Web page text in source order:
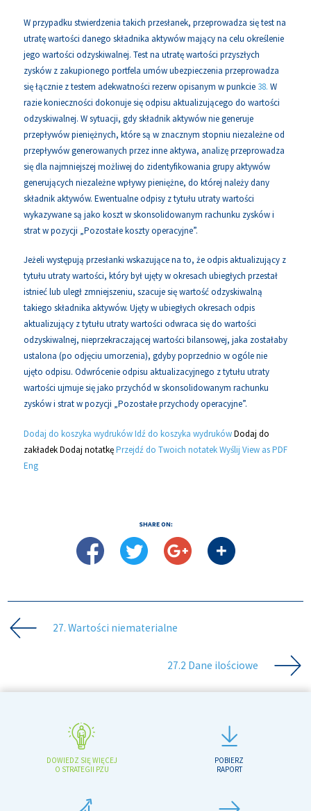
W przypadku stwierdzenia takich przesłanek, przeprowadza się test na
utratę wartości danego składnika aktywów mający na celu określenie
jego wartości odzyskiwalnej. Test na utratę wartości przyszłych
zysków z zakupionego portfela umów ubezpieczenia przeprowadza
się łącznie z testem adekwatności rezerw opisanym w punkcie 38. W
razie konieczności dokonuje się odpisu aktualizującego do wartości
odzyskiwalnej. W sytuacji, gdy składnik aktywów nie generuje
przepływów pieniężnych, które są w znacznym stopniu niezależne od
przepływów generowanych przez inne aktywa, analizę przeprowadza
się dla najmniejszej możliwej do zidentyfikowania grupy aktywów
generujących niezależne wpływy pieniężne, do której należy dany
składnik aktywów. Ewentualne odpisy z tytułu utraty wartości
wykazywane są jako koszt w skonsolidowanym rachunku zysków i
strat w pozycji „Pozostałe koszty operacyjne”.
Jeżeli występują przesłanki wskazujące na to, że odpis aktualizujący z
tytułu utraty wartości, który był ujęty w okresach ubiegłych przestał
istnieć lub uległ zmniejszeniu, szacuje się wartość odzyskiwalną
takiego składnika aktywów. Ujęty w ubiegłych okresach odpis
aktualizujący z tytułu utraty wartości odwraca się do wartości
odzyskiwalnej, nieprzekraczającej wartości bilansowej, jaka zostałaby
ustalona (po odjęciu umorzenia), gdyby poprzednio w ogóle nie
ujęto odpisu. Odwrócenie odpisu aktualizacyjnego z tytułu utraty
wartości ujmuje się jako przychód w skonsolidowanym rachunku
zysków i strat w pozycji „Pozostałe przychody operacyjne”.
Dodaj do koszyka wydruków Idź do koszyka wydruków Dodaj do
zakładek Dodaj notatkę Przejdź do Twoich notatek Wyślij View as PDF
Eng
SHARE ON:
27. Wartości niematerialne
27.2 Dane ilościowe
DOWIEDZ SIĘ WIĘCEJ
O STRATEGII PZU
POBIERZ
RAPORT